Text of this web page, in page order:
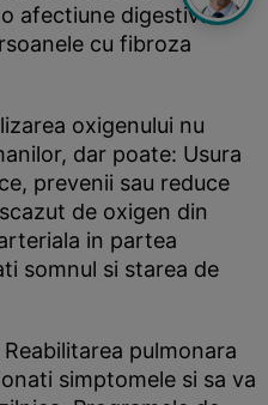
afectiune digestiva
cu fibroza
oxigenului nu
dar poate: Usura
prevenii sau reduce
de oxigen din
in partea
somnul si starea de
pulmonara
simptomele si sa va